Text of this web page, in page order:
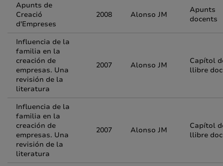
Apunts de
Creació
d'Empreses
2008 Alonso JM
Apunts
docents
Influencia de la
familia en la
creación de
empresas. Una
revisión de la
literatura
2007 Alonso JM
Capítol
llibre
Influencia de la
familia en la
creación de
empresas. Una
revisión de la
literatura
2007 Alonso JM
Capítol
llibre